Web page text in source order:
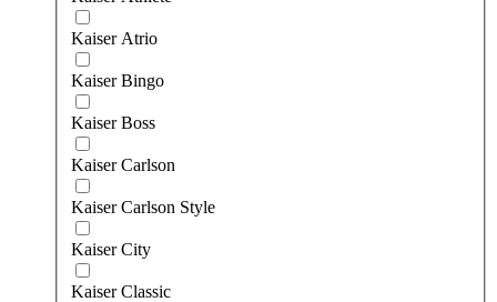
Kaiser Atrio
Kaiser Bingo
Kaiser Boss
Kaiser Carlson
Kaiser Carlson Style
Kaiser City
Kaiser Classic